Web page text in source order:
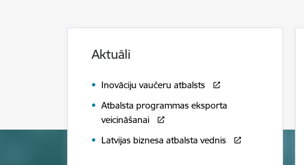
Aktuāli
Inovāciju vaučeru atbalsts
Atbalsta programmas eksporta
veicināšanai
Latvijas biznesa atbalsta vednis